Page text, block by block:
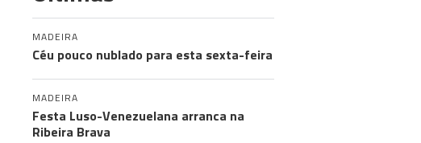
MADEIRA
Céu pouco nublado para esta sexta-feira
MADEIRA
Festa Luso-Venezuelana arranca na
Ribeira Brava